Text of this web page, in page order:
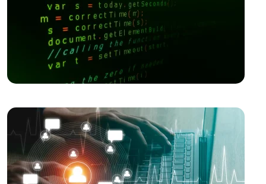
Birlikteliği
Filtreleme Seçenekleri: Web Tasarımında Kullanımı ve
Alesta Medya: Web Tasarımında Profesyonel
Responsive Web Tasarımı: Kullanıcı Deneyimini
Maksimize Edin
Kayseri'de Hızlı Web Sitesi Kurulumu: Alesta Medya İle
Profesyonel Çözümler